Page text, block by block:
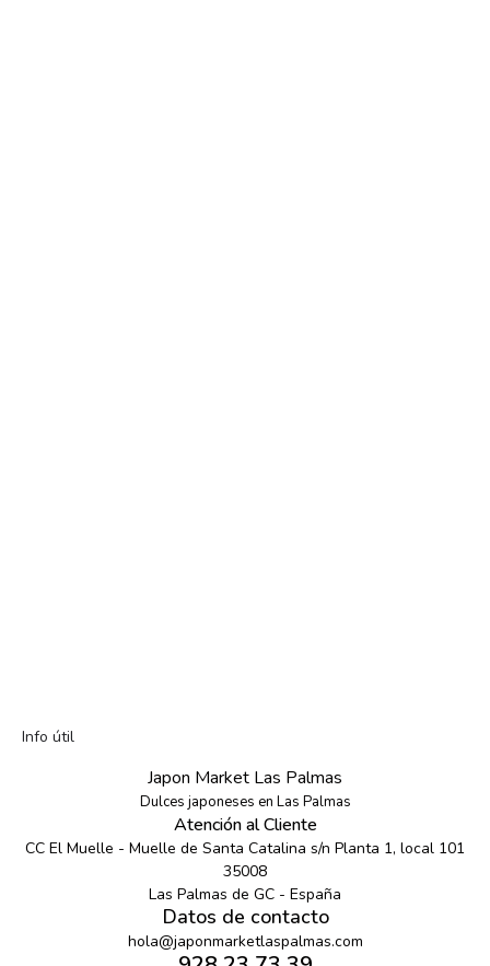
Info útil
Japon Market Las Palmas
Dulces japoneses en Las Palmas
Atención al Cliente
CC El Muelle - Muelle de Santa Catalina s/n Planta 1, local 101
35008
Las Palmas de GC - España
Datos de contacto
hola@japonmarketlaspalmas.com